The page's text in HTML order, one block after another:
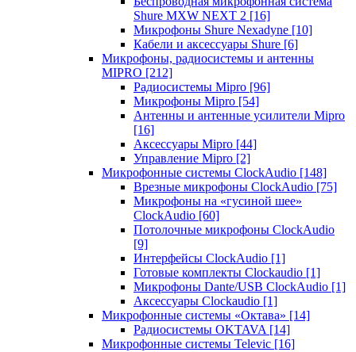
Shure MXW NEXT 2 [16]
Микрофоны Shure Nexadyne [10]
Кабели и аксессуары Shure [6]
Микрофоны, радиосистемы и антенны
MIPRO [212]
Радиосистемы Mipro [96]
Микрофоны Mipro [54]
Антенны и антенные усилители Mipro
[16]
Аксессуары Mipro [44]
Управление Mipro [2]
Микрофонные системы ClockAudio [148]
Врезные микрофоны ClockAudio [75]
Микрофоны на «гусиной шее»
ClockAudio [60]
Потолочные микрофоны ClockAudio
[9]
Интерфейсы ClockAudio [1]
Готовые комплекты Clockaudio [1]
Микрофоны Dante/USB ClockAudio [1]
Аксессуары Clockaudio [1]
Микрофонные системы «Октава» [14]
Радиосистемы OKTAVA [14]
Микрофонные системы Televic [16]